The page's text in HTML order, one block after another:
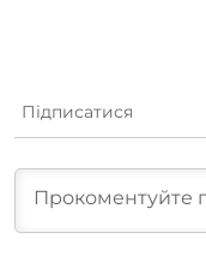
Підписатися